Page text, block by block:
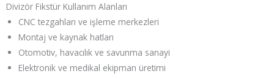
Divizör Fikstür Kullanım Alanları
CNC tezgahları ve işleme merkezleri
Montaj ve kaynak hatları
Otomotiv, havacılık ve savunma sanayi
Elektronik ve medikal ekipman üretimi